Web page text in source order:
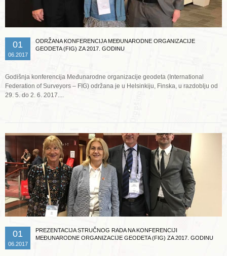
01
06.2017
ODRŽANA KONFERENCIJA MEĐUNARODNE ORGANIZACIJE
GEODETA (FIG) ZA 2017. GODINU
Godišnja konferencija Međunarodne organizacije geodeta (International
Federation of Surveyors – FIG) održana je u Helsinkiju, Finska, u razdoblju od
29. 5. do 2. 6. 2017....
01
06.2017
PREZENTACIJA STRUČNOG RADA NA KONFERENCIJI
MEĐUNARODNE ORGANIZACIJE GEODETA (FIG) ZA 2017. GODINU